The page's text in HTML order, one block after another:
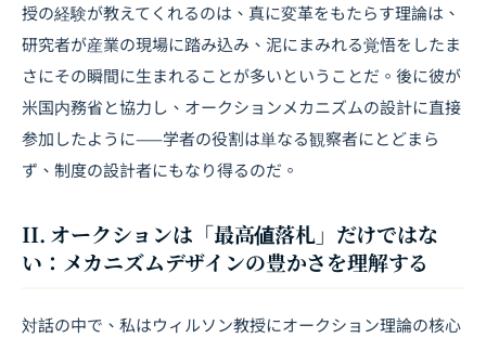
授の経験が教えてくれるのは、真に変革をもたらす理論は、
研究者が産業の現場に踏み込み、泥にまみれる覚悟をしたま
さにその瞬間に生まれることが多いということだ。後に彼が
米国内務省と協力し、オークションメカニズムの設計に直接
参加したように——学者の役割は単なる観察者にとどまら
ず、制度の設計者にもなり得るのだ。
II. オークションは「最高値落札」だけではな
い：メカニズムデザインの豊かさを理解する
対話の中で、私はウィルソン教授にオークション理論の核心